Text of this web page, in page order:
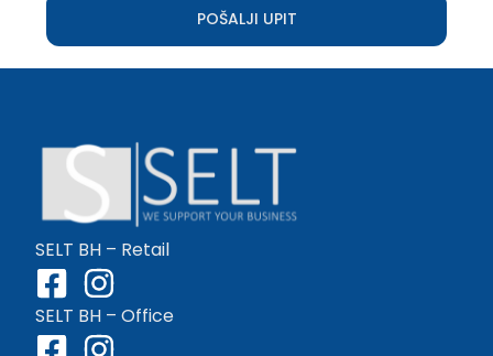
POŠALJI UPIT
SELT BH – Retail
SELT BH – Office